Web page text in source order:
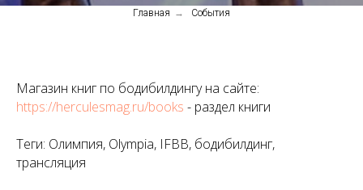
Главная → События
Магазин книг по бодибилдингу на сайте:
https://herculesmag.ru/books - раздел книги
Теги: Олимпия, Olympia, IFBB, бодибилдинг,
трансляция